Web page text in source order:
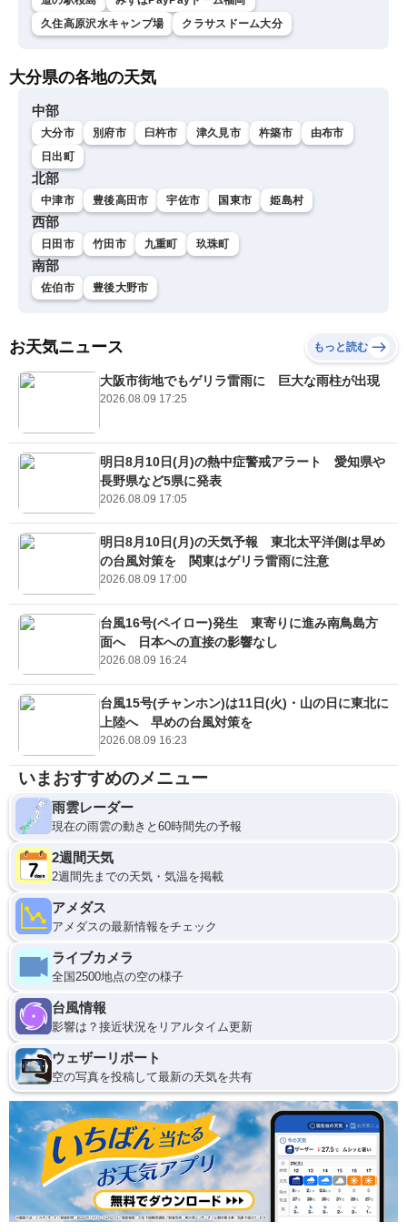
久住高原沢水キャンプ場
クラサスドーム大分
大分県の各地の天気
中部
大分市 別府市 臼杵市 津久見市 杵築市
由布市
日出町
北部
中津市 豊後高田市 宇佐市 国東市 姫島村
西部
日田市 竹田市 九重町 玖珠町
南部
佐伯市 豊後大野市
お天気ニュース もっと読む
大阪市街地でもゲリラ雷雨に 巨大な雨柱が出現
2026.08.09 17:25
明日8月10日(月)の熱中症警戒アラート 愛知県や
長野県など5県に発表
2026.08.09 17:05
明日8月10日(月)の天気予報 東北太平洋側は早め
の台風対策を 関東はゲリラ雷雨に注意
2026.08.09 17:00
台風16号(ペイロー)発生 東寄りに進み南鳥島方
面へ 日本への直接の影響なし
2026.08.09 16:24
台風15号(チャンホン)は11日(火)・山の日に東北に
上陸へ 早めの台風対策を
2026.08.09 16:23
いまおすすめのメニュー
雨雲レーダー
現在の雨雲の動きと60時間先の予報
2週間天気
2週間先までの天気・気温を掲載
アメダス
アメダスの最新情報をチェック
ライブカメラ
全国2500地点の空の様子
台風情報
影響は？接近状況をリアルタイム更新
ウェザーリポート
空の写真を投稿して最新の天気を共有